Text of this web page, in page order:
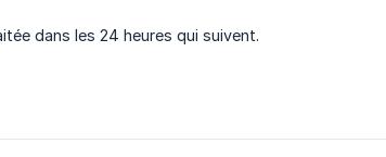
dans les 24 heures qui suivent.